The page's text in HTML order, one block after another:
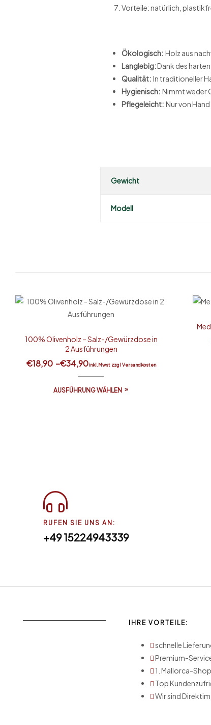
Vorteile: natürlich,
Ökologisch: Holz aus
Langlebig:Dank des
Qualität: In traditioneller
Hygienisch: Nimmt weder
Pflegeleicht: Nur von
Gewicht
Modell
100% Olivenholz – Salz-/Gewürzdose in
2 Ausführungen
€18,90 –€34,90inkl.Mwst zzgl Versandkosten
AUSFÜHRUNG WÄHLEN
RUFEN SIE UNS AN:
+49 15224943339
IHRE VORTEILE:
schnelle
Premium-
1. Mallorca-Shop
Top
Wir sind